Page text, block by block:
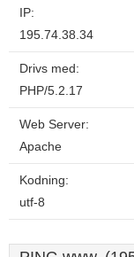
IP:
195.74.38.34
Drivs med:
PHP/5.2.17
Web Server:
Apache
Kodning:
utf-8